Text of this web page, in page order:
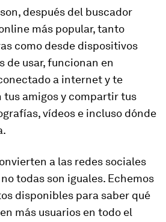
después del buscador
más popular, tanto
como desde dispositivos
de usar, funcionan en
a internet y te
amigos y compartir tus
vídeos e incluso dónde
a las redes sociales
todas son iguales. Echemos
disponibles para saber qué
más usuarios en todo el